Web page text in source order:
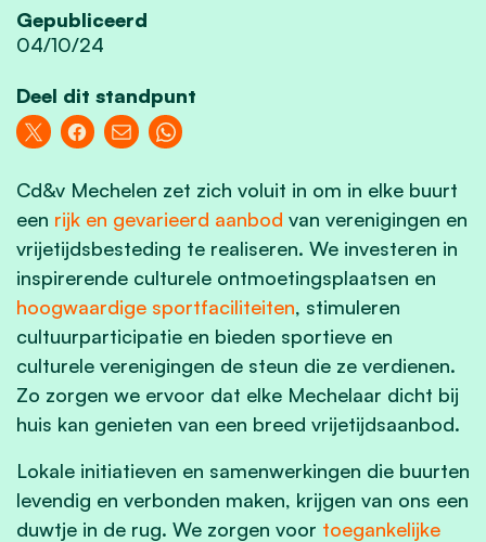
Gepubliceerd
04/10/24
Deel dit standpunt
Cd&v Mechelen zet zich voluit in om in elke buurt
een rijk en gevarieerd aanbod van verenigingen en
vrijetijdsbesteding te realiseren. We investeren in
inspirerende culturele ontmoetingsplaatsen en
hoogwaardige sportfaciliteiten, stimuleren
cultuurparticipatie en bieden sportieve en
culturele verenigingen de steun die ze verdienen.
Zo zorgen we ervoor dat elke Mechelaar dicht bij
huis kan genieten van een breed vrijetijdsaanbod.
Lokale initiatieven en samenwerkingen die buurten
levendig en verbonden maken, krijgen van ons een
duwtje in de rug. We zorgen voor toegankelijke